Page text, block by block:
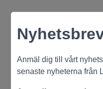
Anmäl dig till vårt
senaste nyheterna från